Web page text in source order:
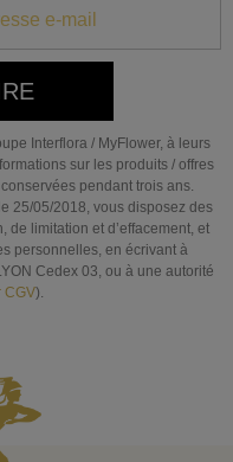
Interflora / MyFlower, à leurs
sur les produits / offres
pendant trois ans.
25/05/2018, vous disposez des
de limitation et d’effacement, et
personnelles, en écrivant à
Cedex 03, ou à une autorité
CGV).